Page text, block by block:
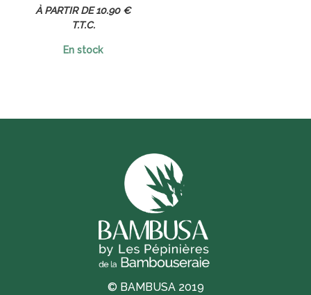
10.90 €
T.T.C.
En stock
© BAMBUSA 2019